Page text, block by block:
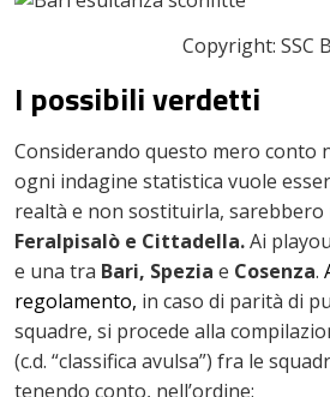
Copyright: SSC
I possibili verdetti
Considerando questo mero conto
ogni indagine statistica vuole
realtà e non sostituirla, sarebbero
Feralpisalò e Cittadella.Ai
e una tra Bari, Spezia e Cosenza.
regolamento, in caso di parità di
squadre, si procede alla
(c.d. “classifica avulsa”) fra le
tenendo conto, nell’ordine: